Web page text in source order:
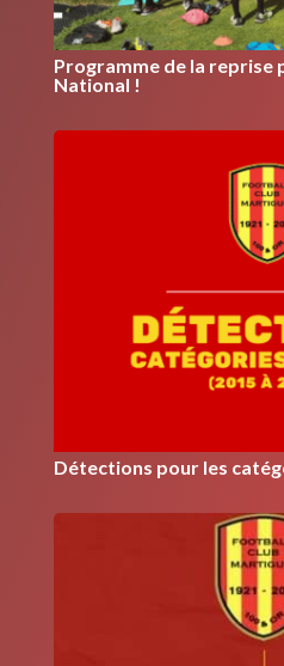
Programme de la reprise
National !
Détections pour les